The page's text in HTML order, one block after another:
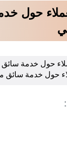
حول
حول خدمة سائق